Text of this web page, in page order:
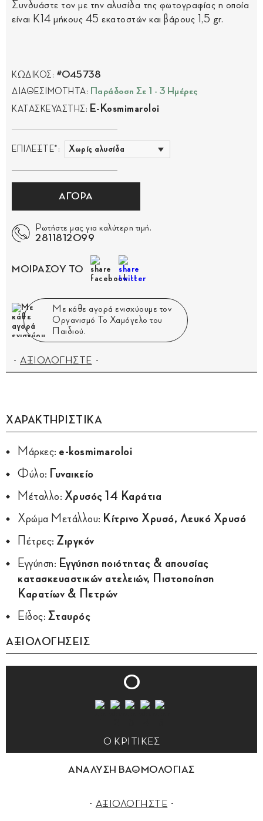
Συνδυάστε τον με την αλυσίδα της φωτογραφίας η οποία
είναι Κ14 μήκους 45 εκατοστών και βάρους 1,5 gr.
ΚΩΔΙΚΟΣ: #045738
ΔΙΑΘΕΣΙΜΟΤΗΤΑ: Παράδοση Σε 1 - 3 Ημέρες
ΚΑΤΑΣΚΕΥΑΣΤΗΣ: E-Kosmimaroloi
ΕΠΙΛΕΞΤΕ*:
ΑΓΟΡΑ
Ρωτήστε μας για καλύτερη τιμή.
2811812099
ΜΟΙΡΑΣΟΥ ΤΟ
Με κάθε αγορά ενισχύουμε τον
Οργανισμό Το Χαμόγελο του
Παιδιού.
ΑΞΙΟΛΟΓΗΣΤΕ
ΧΑΡΑΚΤΗΡΙΣΤΙΚΑ
Μάρκες: e-kosmimaroloi
Φύλο:
Γυναικείο
Μέταλλο: Χρυσός 14 Καράτια
Χρώμα Μετάλλου: Κίτρινο Χρυσό, Λευκό Χρυσό
Πέτρες: Ζιργκόν
Εγγύηση: Εγγύηση ποιότητας & απουσίας
κατασκευαστικών ατελειών, Πιστοποίηση
Καρατίων & Πετρών
Είδος: Σταυρός
ΑΞΙΟΛΟΓΗΣΕΙΣ
0
0 ΚΡΙΤΙΚΕΣ
ΑΝΑΛΥΣΗ ΒΑΘΜΟΛΟΓΙΑΣ
ΑΞΙΟΛΟΓΗΣΤΕ